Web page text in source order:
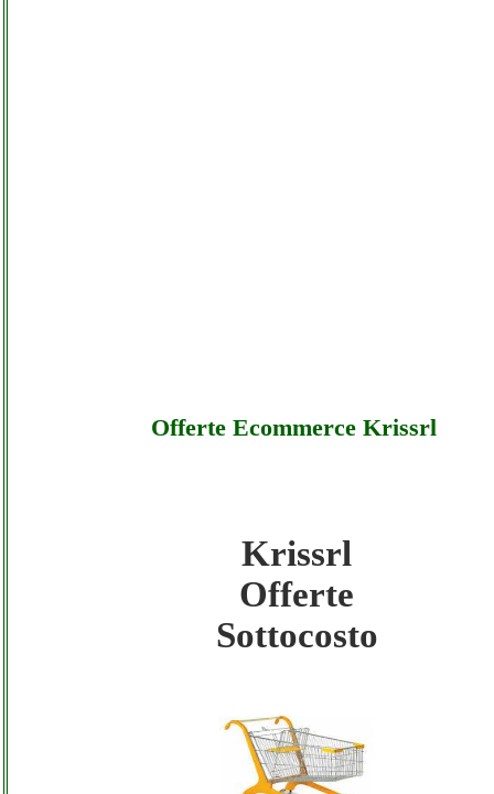
Offerte Ecommerce Krissrl
Krissrl - Offerte Ecommerce Krissrl -
Krissrl - Offerte Ecommerce Krissrl -
Krissrl - Offerte Ecommerce Krissrl -
Krissrl
Offerte
Sottocosto